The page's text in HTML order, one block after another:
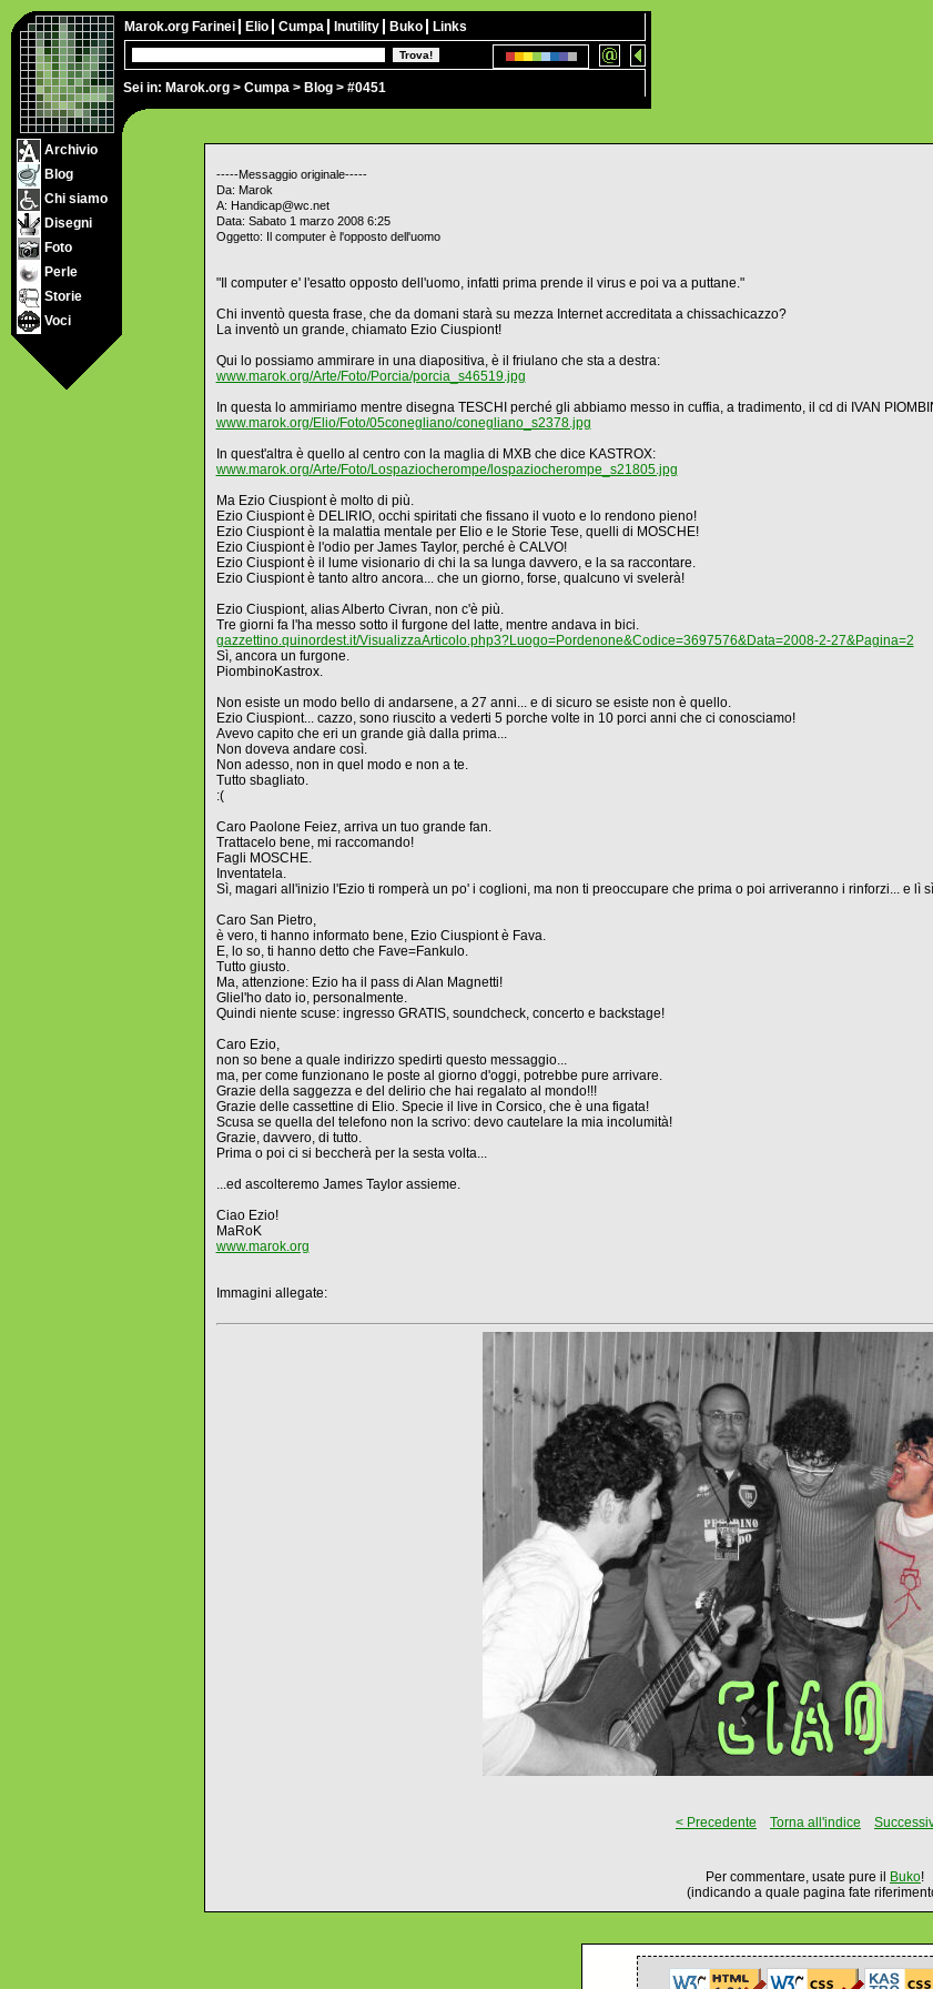
Sei in: Marok.org > Cumpa > Blog > #0451
Marok.org Farinei Elio Cumpa Inutility Buko Links
Archivio
Blog
Chi siamo
Disegni
Foto
Perle
Storie
Voci
-----Messaggio originale-----
Da: Marok
A: Handicap@wc.net
Data: Sabato 1 marzo 2008 6:25
Oggetto: Il computer è l'opposto dell'uomo
"Il computer e' l'esatto opposto dell'uomo, infatti prima prende il virus e poi va a puttane."
Chi inventò questa frase, che da domani starà su mezza Internet accreditata a chissachicazzo?
La inventò un grande, chiamato Ezio Ciuspiont!
Qui lo possiamo ammirare in una diapositiva, è il friulano che sta a destra:
www.marok.org/Arte/Foto/Porcia/porcia_s46519.jpg
In questa lo ammiriamo mentre disegna TESCHI perché gli abbiamo messo in cuffia, a tradimento, il cd di IVAN
www.marok.org/Elio/Foto/05conegliano/conegliano_s2378.jpg
In quest'altra è quello al centro con la maglia di MXB che dice KASTROX:
www.marok.org/Arte/Foto/Lospaziocherompe/lospaziocherompe_s21805.jpg
Ma Ezio Ciuspiont è molto di più.
Ezio Ciuspiont è DELIRIO, occhi spiritati che fissano il vuoto e lo rendono pieno!
Ezio Ciuspiont è la malattia mentale per Elio e le Storie Tese, quelli di MOSCHE!
Ezio Ciuspiont è l'odio per James Taylor, perché è CALVO!
Ezio Ciuspiont è il lume visionario di chi la sa lunga davvero, e la sa raccontare.
Ezio Ciuspiont è tanto altro ancora... che un giorno, forse, qualcuno vi svelerà!
Ezio Ciuspiont, alias Alberto Civran, non c'è più.
Tre giorni fa l'ha messo sotto il furgone del latte, mentre andava in bici.
gazzettino.quinordest.it/VisualizzaArticolo.php3?Luogo=Pordenone&Codice=3697576&Data=2008-2-27&Pagina=2
Sì, ancora un furgone.
PiombinoKastrox.
Non esiste un modo bello di andarsene, a 27 anni... e di sicuro se esiste non è quello.
Ezio Ciuspiont... cazzo, sono riuscito a vederti 5 porche volte in 10 porci anni che ci conosciamo!
Avevo capito che eri un grande già dalla prima...
Non doveva andare così.
Non adesso, non in quel modo e non a te.
Tutto sbagliato.
:(
Caro Paolone Feiez, arriva un tuo grande fan.
Trattacelo bene, mi raccomando!
Fagli MOSCHE.
Inventatela.
Sì, magari all'inizio l'Ezio ti romperà un po' i coglioni, ma non ti preoccupare che prima o poi arriveranno i rinforzi... e lì
Caro San Pietro,
è vero, ti hanno informato bene, Ezio Ciuspiont è Fava.
E, lo so, ti hanno detto che Fave=Fankulo.
Tutto giusto.
Ma, attenzione: Ezio ha il pass di Alan Magnetti!
Gliel'ho dato io, personalmente.
Quindi niente scuse: ingresso GRATIS, soundcheck, concerto e backstage!
Caro Ezio,
non so bene a quale indirizzo spedirti questo messaggio...
ma, per come funzionano le poste al giorno d'oggi, potrebbe pure arrivare.
Grazie della saggezza e del delirio che hai regalato al mondo!!!
Grazie delle cassettine di Elio. Specie il live in Corsico, che è una figata!
Scusa se quella del telefono non la scrivo: devo cautelare la mia incolumità!
Grazie, davvero, di tutto.
Prima o poi ci si beccherà per la sesta volta...
...ed ascolteremo James Taylor assieme.
Ciao Ezio!
MaRoK
www.marok.org
Immagini allegate:
< Precedente Torna all'indice
Per commentare, usate pure il Buko!
(indicando a quale pagina fate